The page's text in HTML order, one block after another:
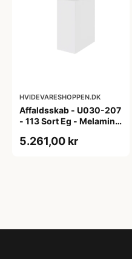
HVIDEVARESHOPPEN.DK
Affaldsskab - U030-207
- 113 Sort Eg - Melamin,
5.261,00 kr